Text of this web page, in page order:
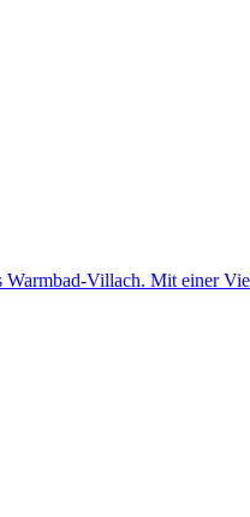
Villach. Mit einer